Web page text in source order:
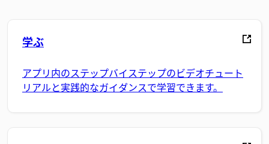
学ぶ
アプリ内のステップバイステップのビデオチュート
リアルと実践的なガイダンスで学習できます。